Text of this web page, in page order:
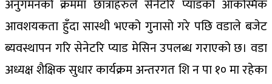
अनुगमनको क्रममा छात्राहरुले सेनेटरि प्याडको आकस्मिक
आवशयकता हुँदा सास्थी भएको गुनासो गरे पछि वडाले बजेट
ब्यवस्थापन गरि सेनेटरि प्याड मेसिन उपलब्ध गराएको छ। वडा
अध्यक्ष शैक्षिक सुधार कार्यक्रम अन्तरगत शि न पा १० मा रहेका